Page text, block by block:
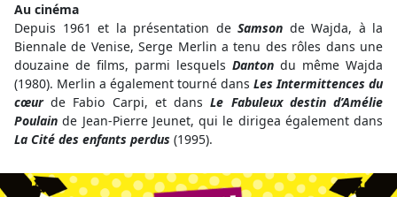
Au cinéma
Depuis 1961 et la présentation de Samson de Wajda, à la
Biennale de Venise, Serge Merlin a tenu des rôles dans une
douzaine de films, parmi lesquels Danton du même Wajda
(1980). Merlin a également tourné dans Les Intermittences du
cœurde Fabio Carpi, et dansLe Fabuleux destin d’Amélie
Poulain de Jean-Pierre Jeunet, qui le dirigea également dans
La Cité des enfants perdus (1995).